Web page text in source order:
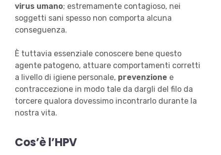
virus umano; estremamente contagioso, nei
soggetti sani spesso non comporta alcuna
conseguenza.
È tuttavia essenziale conoscere bene questo
agente patogeno, attuare comportamenti corretti
a livello di igiene personale, prevenzione e
contraccezione in modo tale da dargli del filo da
torcere qualora dovessimo incontrarlo durante la
nostra vita.
Cos’è l’HPV